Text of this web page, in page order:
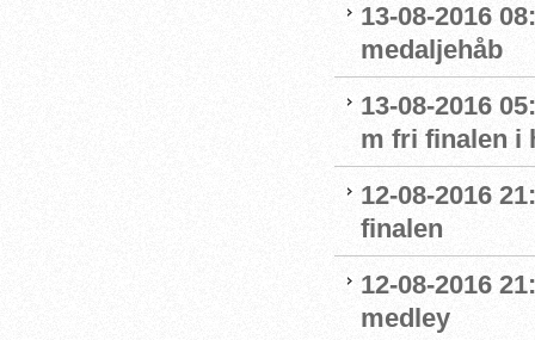
13-08-2016
medaljehåb
13-08-2016
m fri finalen i
12-08-2016
finalen
12-08-2016
medley